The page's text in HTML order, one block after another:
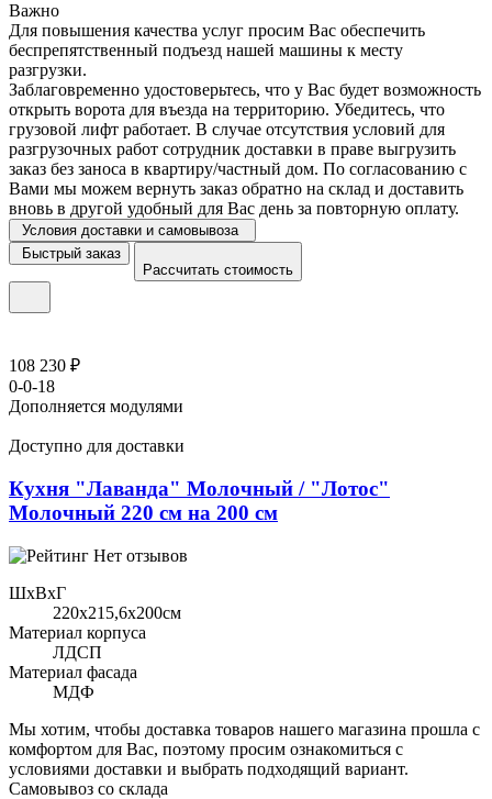
Важно
Для повышения качества услуг просим Вас обеспечить
беспрепятственный подъезд нашей машины к месту
разгрузки.
Заблаговременно удостоверьтесь, что у Вас будет возможность
открыть ворота для въезда на территорию. Убедитесь, что
грузовой лифт работает. В случае отсутствия условий для
разгрузочных работ сотрудник доставки в праве выгрузить
заказ без заноса в квартиру/частный дом. По согласованию с
Вами мы можем вернуть заказ обратно на склад и доставить
вновь в другой удобный для Вас день за повторную оплату.
Условия доставки и самовывоза
Быстрый заказ
Рассчитать стоимость
108 230 ₽
0-0-18
Дополняется модулями
Доступно для доставки
Кухня "Лаванда" Молочный / "Лотос"
Молочный 220 см на 200 см
Нет отзывов
ШхВхГ
220x215,6х200см
Материал корпуса
ЛДСП
Материал фасада
МДФ
Мы хотим, чтобы доставка товаров нашего магазина прошла с
комфортом для Вас, поэтому просим ознакомиться с
условиями доставки и выбрать подходящий вариант.
Самовывоз со склада